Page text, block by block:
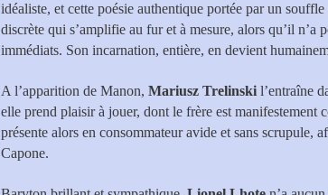
idéaliste, et cette poésie authentique portée par un
discrète qui s’amplifie au fur et à mesure, alors qu’il n’a
immédiats. Son incarnation, entière, en devient
A l’apparition de Manon, Mariusz Trelinski l’entraîne
elle prend plaisir à jouer, dont le frère est manifestement
présente alors en consommateur avide et sans scrupule,
Capone.